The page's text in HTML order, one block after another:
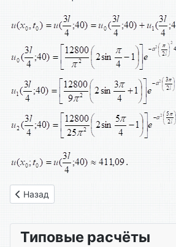
.
Предыдущий: Вариант № 14
Назад
Типовые расчёты